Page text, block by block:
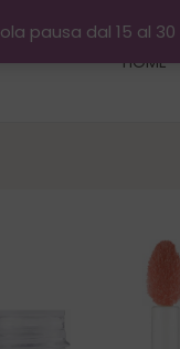
pausa dal 15 al
HOME